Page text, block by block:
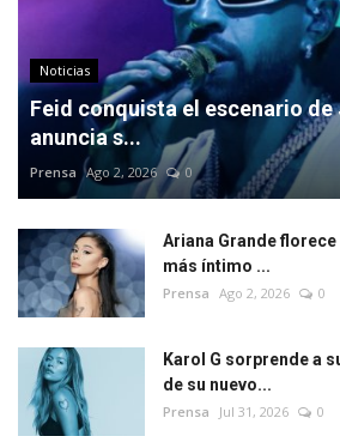
Noticias
Feid conquista el escenario
anuncia s...
Prensa Ago 2, 2026 0
Ariana Grande
más íntimo ...
Prensa Ago 2, 2026 0
Karol G sorprende a
de su nuevo...
Prensa Jul 31, 2026 0